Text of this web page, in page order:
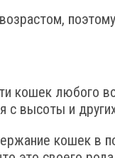
кошек любого
с высоты и
кошек в